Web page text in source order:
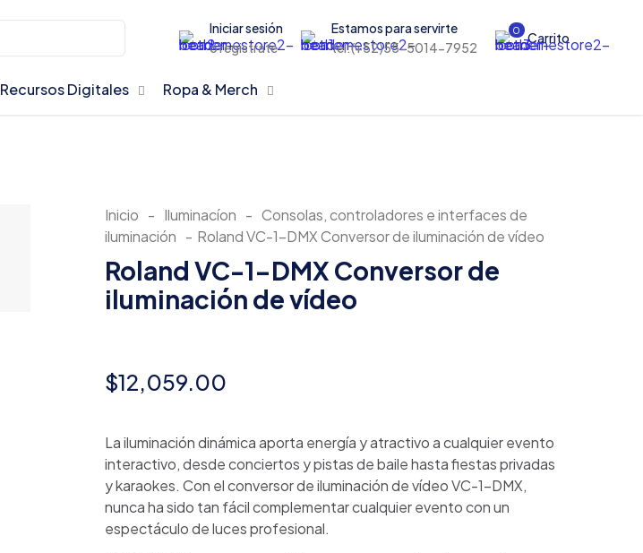
Iniciar sesión
o registrate
Estamos para servirte
tel:(+52)55-5014-7952
0 Carrito
Recursos Digitales Ropa & Merch
Inicio - Iluminacíon - Consolas, controladores e interfaces de
iluminación - Roland VC-1-DMX Conversor de iluminación de vídeo
Roland VC-1-DMX Conversor de
iluminación de vídeo
$12,059.00
La iluminación dinámica aporta energía y atractivo a cualquier evento
interactivo, desde conciertos y pistas de baile hasta fiestas privadas
y karaokes. Con el conversor de iluminación de vídeo VC-1-DMX,
nunca ha sido tan fácil complementar cualquier evento con un
espectáculo de luces profesional.